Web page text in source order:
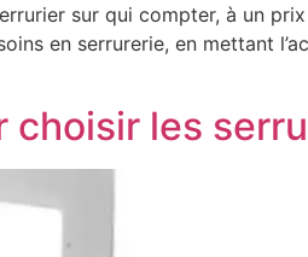
sur qui compter, à un
en serrurerie, en mettant
les